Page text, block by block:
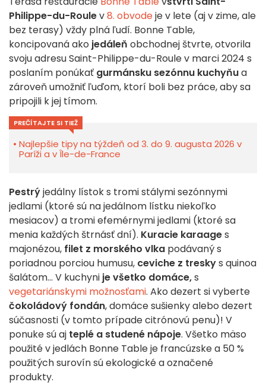
Philippe-du-Roulev8. obvodeje v lete (aj v zime, ale
bez terasy) vždy plná ľudí. Bonne Table,
koncipovaná ako jedáleň obchodnej štvrte, otvorila
svoju adresu Saint-Philippe-du-Roule v marci 2024 s
poslaním ponúkať gurmánsku sezónnu kuchyňua
zároveň umožniť ľuďom, ktorí boli bez práce, aby sa
pripojili k jej tímom.
PREČÍTAJTE SI TIEŽ
Najlepšie tipy na týždeň od 3. do 9. augusta 2026 v
Paríži a v Île-de-France
Pestrýjedálny lístok s tromi stálymi sezónnymi
jedlami (ktoré sú na jedálnom lístku niekoľko
mesiacov) a tromi efemérnymi jedlami (ktoré sa
menia každých štrnásť dní). Kuracie karaages
majonézou, filet z morského vlka podávaný s
poriadnou porciou humusu, ceviche z treskys quinoa
šalátom... V kuchyni je všetko domáce,s
vegetariánskymi možnosťami. Ako dezert si vyberte
čokoládový fondán, domáce sušienky alebo dezert
súčasnosti (v tomto prípade citrónovú penu)! V
ponuke sú aj teplé a studené nápoje. Všetko mäso
použité v jedlách Bonne Table je francúzske a 50 %
použitých surovín sú ekologické a označené
produkty.